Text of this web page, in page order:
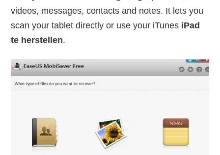
videos, messages, contacts and notes. It lets you
scan your tablet directly or use your iTunes iPad
te herstellen.